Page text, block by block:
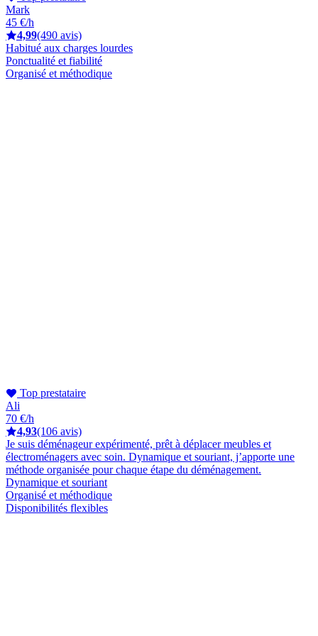
Mark
45 €/h
4,99(490 avis)
Habitué aux charges lourdes
Ponctualité et fiabilité
Organisé et méthodique
Top prestataire
Ali
70 €/h
4,93(106 avis)
Je suis déménageur expérimenté, prêt à déplacer meubles et
électroménagers avec soin. Dynamique et souriant, j’apporte une
méthode organisée pour chaque étape du déménagement.
Dynamique et souriant
Organisé et méthodique
Disponibilités flexibles